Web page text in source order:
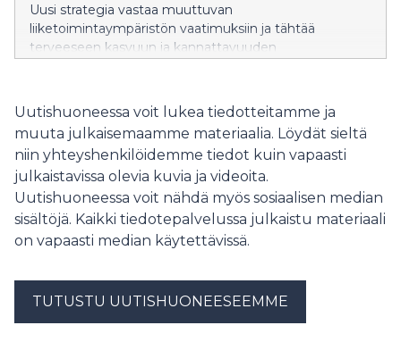
Uusi strategia vastaa muuttuvan
liiketoimintaympäristön vaatimuksiin ja tähtää
terveeseen kasvuun ja kannattavuuden
Uutishuoneessa voit lukea tiedotteitamme ja
muuta julkaisemaamme materiaalia. Löydät sieltä
niin yhteyshenkilöidemme tiedot kuin vapaasti
julkaistavissa olevia kuvia ja videoita.
Uutishuoneessa voit nähdä myös sosiaalisen median
sisältöjä. Kaikki tiedotepalvelussa julkaistu materiaali
on vapaasti median käytettävissä.
TUTUSTU UUTISHUONEESEEMME